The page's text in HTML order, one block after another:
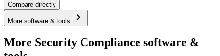
Compare directly
More software & tools
More Security Compliance software &